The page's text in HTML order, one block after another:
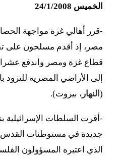
الخميس 24/1/2008
-قرر أهالي غزة مواجهة
مصر، إذ أقدم مسلحون على
قطاع غزة ومصر واندفع
إلى الأراضي المصرية للتزود
( النهار ، بيروت).
جديدة في مستوطنات القدس
الذي اعتبره المسؤولون